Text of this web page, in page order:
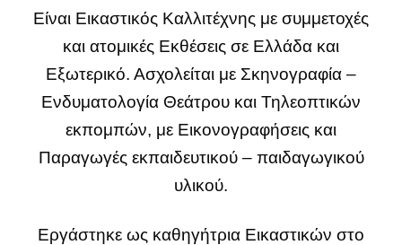
Είναι Εικαστικός Καλλιτέχνης με συμμετοχές
και ατομικές Εκθέσεις σε Ελλάδα και
Εξωτερικό. Ασχολείται με Σκηνογραφία –
Ενδυματολογία Θεάτρου και Τηλεοπτικών
εκπομπών, με Εικονογραφήσεις και
Παραγωγές εκπαιδευτικού – παιδαγωγικού
υλικού.
Εργάστηκε ως καθηγήτρια Εικαστικών στο